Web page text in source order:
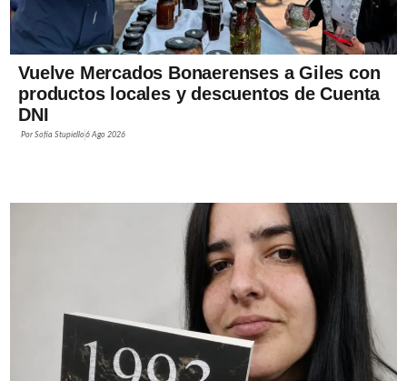
Vuelve Mercados Bonaerenses a Giles con
productos locales y descuentos de Cuenta
DNI
PorSofía Stupiello6 Ago 2026